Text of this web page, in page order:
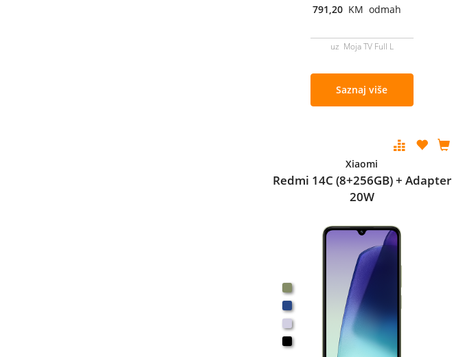
791,20 KM odmah
uz Moja TV Full L
Saznaj više
Xiaomi
Redmi 14C (8+256GB) + Adapter
20W